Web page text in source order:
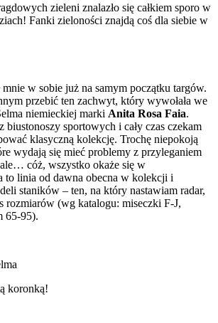
zieleni znalazło się całkiem sporo w
Fanki zieloności znajdą coś dla siebie w
mnie w sobie już na samym początku targów.
przebić ten zachwyt, który wywołała we
niemieckiej marki Anita Rosa Faia.
biustonoszy sportowych i cały czas czekam
klasyczną kolekcję. Trochę niepokoją
wydają się mieć problemy z przyleganiem
cóż, wszystko okaże się w
to linia od dawna obecna w kolekcji i
staników – ten, na który nastawiam radar,
rozmiarów (wg katalogu: miseczki F-J,
65-95).
koronką!